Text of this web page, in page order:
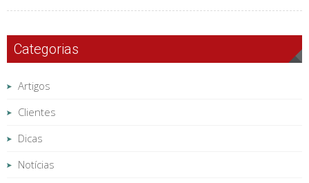
Categorias
Artigos
Clientes
Dicas
Notícias